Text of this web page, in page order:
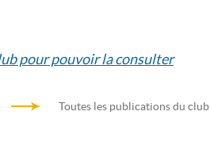
pour pouvoir la consulter
Toutes les publications du club